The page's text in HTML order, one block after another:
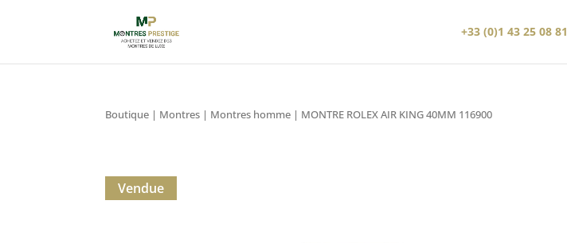
+33 (0)1 43 25 08 81
Boutique | Montres | Montres homme | MONTRE ROLEX AIR KING 40MM 116900
Vendue